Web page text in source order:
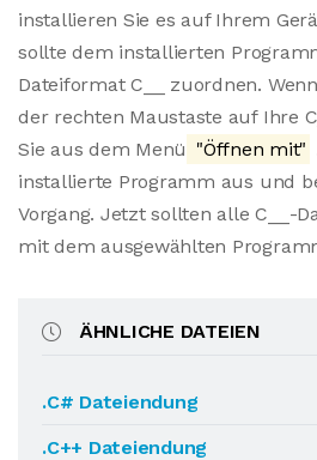
installieren Sie es auf Ihrem
sollte dem installierten
Dateiformat C__ zuordnen.
der rechten Maustaste auf Ihre
Sie aus dem Menü "Öffnen mit"
installierte Programm aus und
Vorgang. Jetzt sollten alle C__-
mit dem ausgewählten
ÄHNLICHE DATEIEN
.C# Dateiendung
.C++ Dateiendung